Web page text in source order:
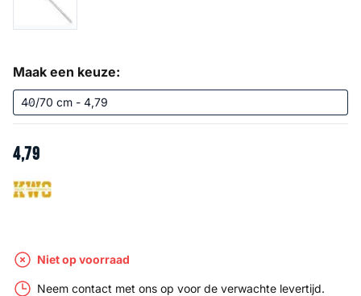
Maak een keuze:
4,79
Niet op voorraad
Neem contact met ons op voor de verwachte levertijd.